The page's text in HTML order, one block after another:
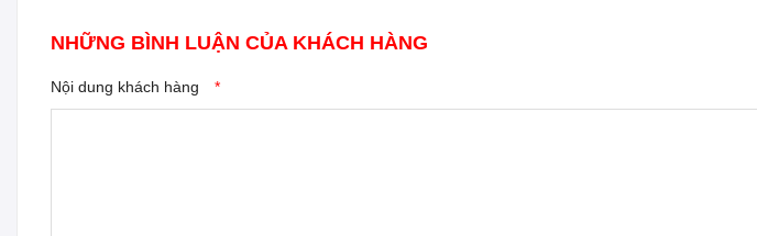
NHỮNG BÌNH LUẬN CỦA KHÁCH HÀNG
Nội dung khách hàng *